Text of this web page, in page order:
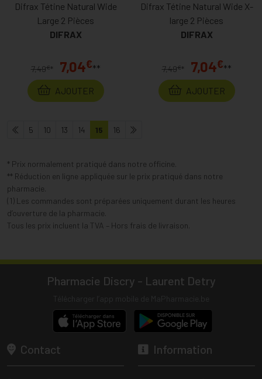
Difrax Tétine Natural Wide
Large 2 Pièces
DIFRAX
7,49€ * 7,04€**
AJOUTER
Difrax Tétine Natural Wide X-
large 2 Pièces
DIFRAX
7,49€ * 7,04€**
AJOUTER
5 10 13 14 15 16
* Prix normalement pratiqué dans notre officine.
** Réduction en ligne appliquée sur le prix pratiqué dans notre
pharmacie.
(1) Les commandes sont préparées uniquement durant les heures
d’ouverture de la pharmacie.
Tous les prix incluent la TVA – Hors frais de livraison.
Pharmacie Discry - Laurent Detry
Contact Information